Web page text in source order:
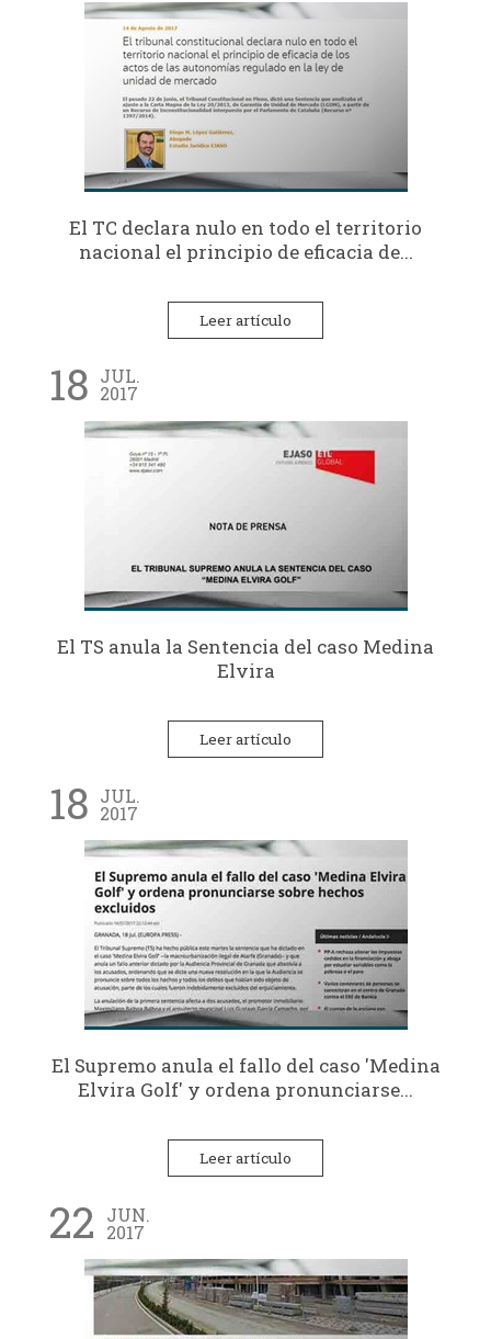
El TC declara nulo en todo el territorio
nacional el principio de eficacia de...
Leer artículo
18 JUL.
2017
El TS anula la Sentencia del caso Medina
Elvira
Leer artículo
18 JUL.
2017
El Supremo anula el fallo del caso 'Medina
Elvira Golf' y ordena pronunciarse...
Leer artículo
22 JUN.
2017